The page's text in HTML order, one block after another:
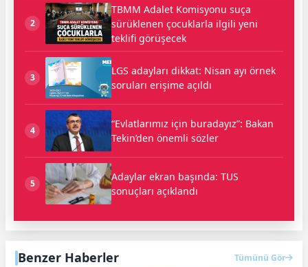
2
TBMM Adalet Komisyonu suça
sürüklenen çocuklarla ilgili yeni
teklifi görüşecek
3
LGS adayları dikkat: Nisan ayı örnek
soruları erişime açıldı
4
“Evlatlarımız için buradayız”: Bakan
Tekin’den önemli sözler
5
Adaylar ekran başında: TUS
sonuçları açıklandı
Benzer Haberler Tümünü Gör